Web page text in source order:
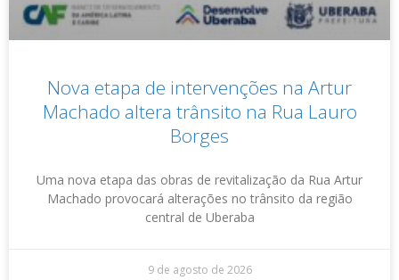
Nova etapa de intervenções na Artur
Machado altera trânsito na Rua Lauro
Borges
Uma nova etapa das obras de revitalização da Rua Artur
Machado provocará alterações no trânsito da região
central de Uberaba
9 de agosto de 2026